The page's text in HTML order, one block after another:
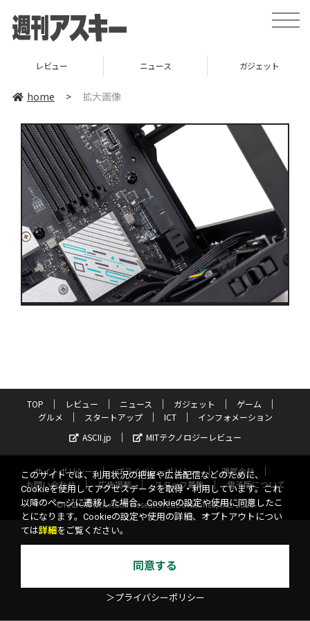
toggle
レビュー ニュース ガジェット
home > 拡大画像
TOP レビュー ニュース ガジェット
ゲーム
グルメ
スタートアップ ICT
インフォメーション
ASCII.jp
MITテクノロジーレビュー
サイトポリシー プライバシーポリシー
運営会社
お問い合わせ
広告掲載 スタッフ募集
電子版について
©KADOKAWA ASCII Research Laboratories, Inc. 2026
このサイトでは、利用状況の把握や広告配信などのために、
Cookieを使用してアクセスデータを取得・利用しています。これ
以降のページに遷移した場合、Cookieの設定や使用に同意したこ
とになります。Cookieの設定や使用の詳細、オプトアウトについ
ては詳細 をご覧ください。
同意する
＞プライバシーポリシー